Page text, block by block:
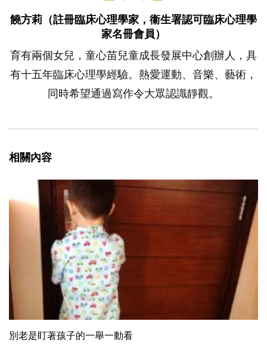
饒方莉（註冊臨床心理學家，衞生署認可臨床心理學
家名冊會員）
育有兩個女兒，童心苗兒童成長發展中心創辦人，具
有十五年臨床心理學經驗。熱愛運動、音樂、藝術，
同時希望通過寫作令大眾認識靜觀。
相關內容
別老是盯著孩子的一舉一動看